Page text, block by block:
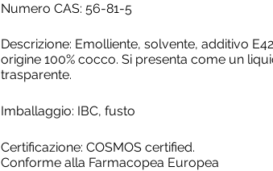
Numero CAS: 56-81-5
Descrizione: Emolliente, solvente, additivo
origine 100% cocco. Si presenta come un
trasparente.
Imballaggio: IBC, fusto
Certificazione: COSMOS certified.
Conforme alla Farmacopea Europea